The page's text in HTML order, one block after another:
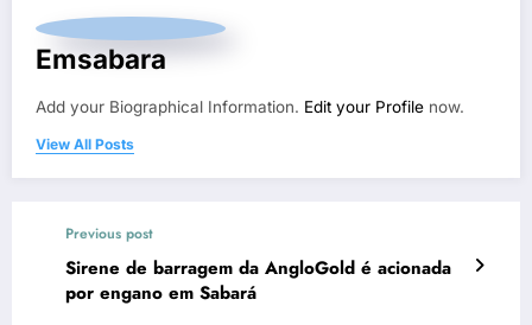
Emsabara
Add your Biographical Information. Edit your Profile now.
View All Posts
Previous post
Sirene de barragem da AngloGold é acionada
por engano em Sabará